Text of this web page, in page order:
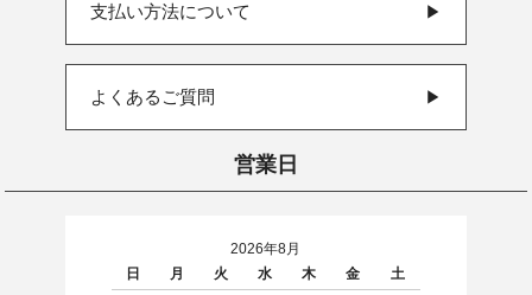
支払い方法について ▶
よくあるご質問 ▶
営業日
2026年8月
日
月 火 水 木 金
土